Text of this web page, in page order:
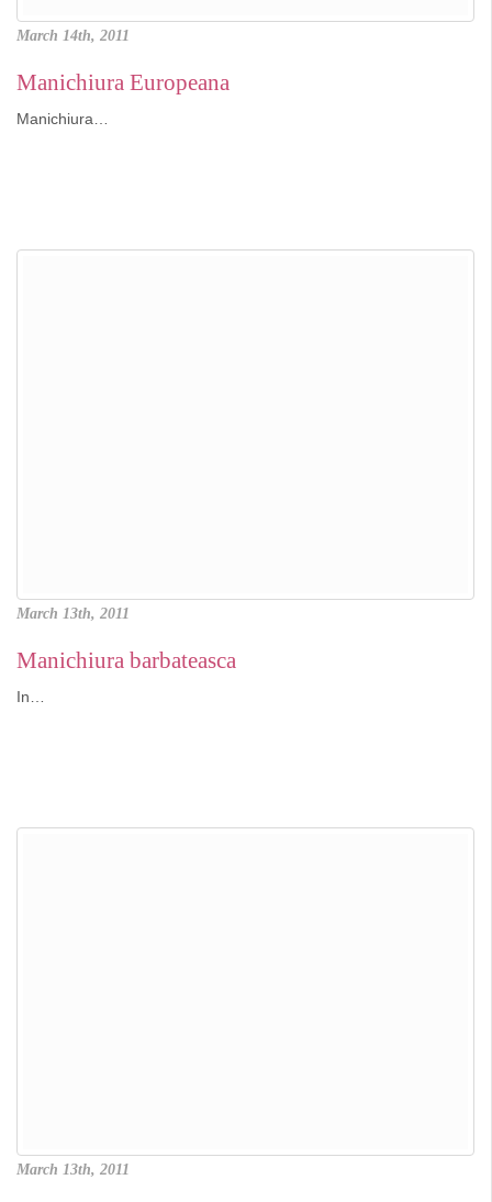
March 14th, 2011
Manichiura Europeana
Manichiura…
March 13th, 2011
Manichiura barbateasca
In…
March 13th, 2011